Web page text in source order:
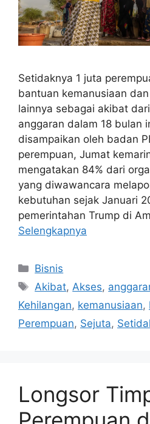
Setidaknya 1 juta
bantuan kemanusiaan
lainnya sebagai akibat
anggaran dalam 18 bulan
disampaikan oleh badan
perempuan, Jumat
mengatakan 84% dari
yang diwawancara
kebutuhan sejak Januari
pemerintahan Trump di
Selengkapnya
Kategori
Bisnis
Tag
Akibat,Akses,
Kehilangan, kemanusiaan,
Perempuan, Sejuta,
Longsor